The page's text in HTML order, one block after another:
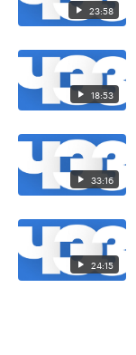
23:58
18:53
33:16
24:15